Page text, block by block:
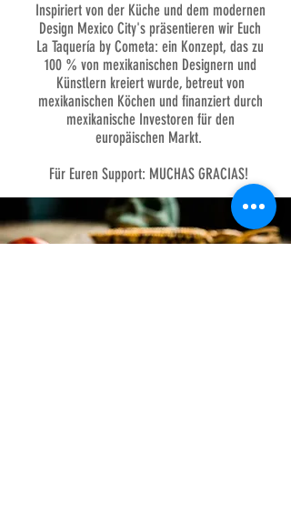
Inspiriert von der Küche und dem modernen
Design Mexico City's präsentieren wir Euch
La Taquería by Cometa: ein Konzept, das zu
100 % von mexikanischen Designern und
Künstlern kreiert wurde, betreut von
mexikanischen Köchen und finanziert durch
mexikanische Investoren für den
europäischen Markt.
Für Euren Support: MUCHAS GRACIAS!